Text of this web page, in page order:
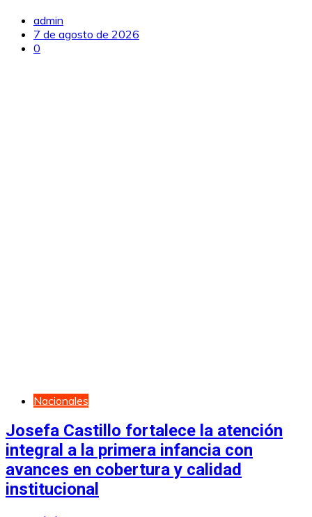
admin
7 de agosto de 2026
0
Nacionales
Josefa Castillo fortalece la atención
integral a la primera infancia con
avances en cobertura y calidad
institucional